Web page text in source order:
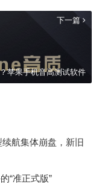
下一篇
苹果手机音高测试软件
航集体崩盘，新旧
“准正式版”